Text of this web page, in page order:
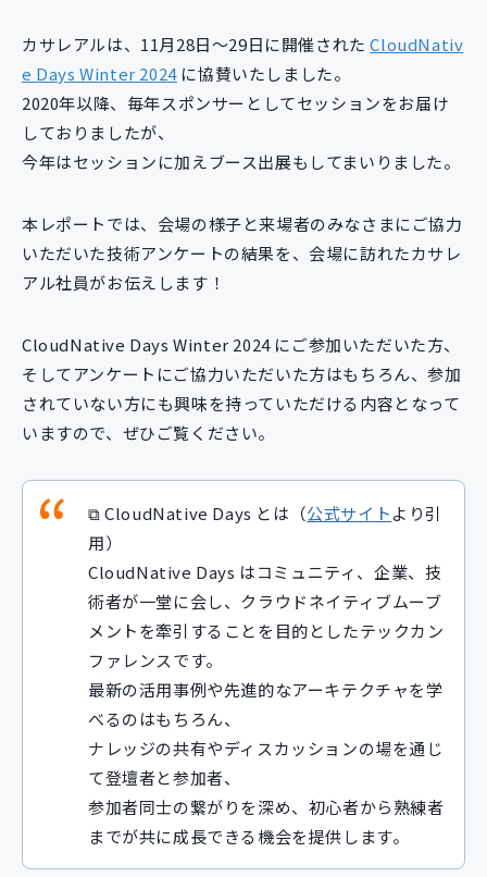
ニュース
採用情報
Contact
カサレアルは、11月28日～29日に開催されたCloudNativ
e Days Winter 2024に協賛いたしました。
2020年以降、毎年スポンサーとしてセッションをお届け
しておりましたが、
今年はセッションに加えブース出展もしてまいりました。
本レポートでは、会場の様子と来場者のみなさまにご協力
いただいた技術アンケートの結果を、会場に訪れたカサレ
アル社員がお伝えします！
CloudNative Days Winter 2024 にご参加いただいた方、
そしてアンケートにご協力いただいた方はもちろん、参加
されていない方にも興味を持っていただける内容となって
いますので、ぜひご覧ください。
⧉ CloudNative Days とは（公式サイトより引
用）
CloudNative Days はコミュニティ、企業、技
術者が一堂に会し、クラウドネイティブムーブ
メントを牽引することを目的としたテックカン
ファレンスです。
最新の活用事例や先進的なアーキテクチャを学
べるのはもちろん、
ナレッジの共有やディスカッションの場を通じ
て登壇者と参加者、
参加者同士の繋がりを深め、初心者から熟練者
までが共に成長できる機会を提供します。